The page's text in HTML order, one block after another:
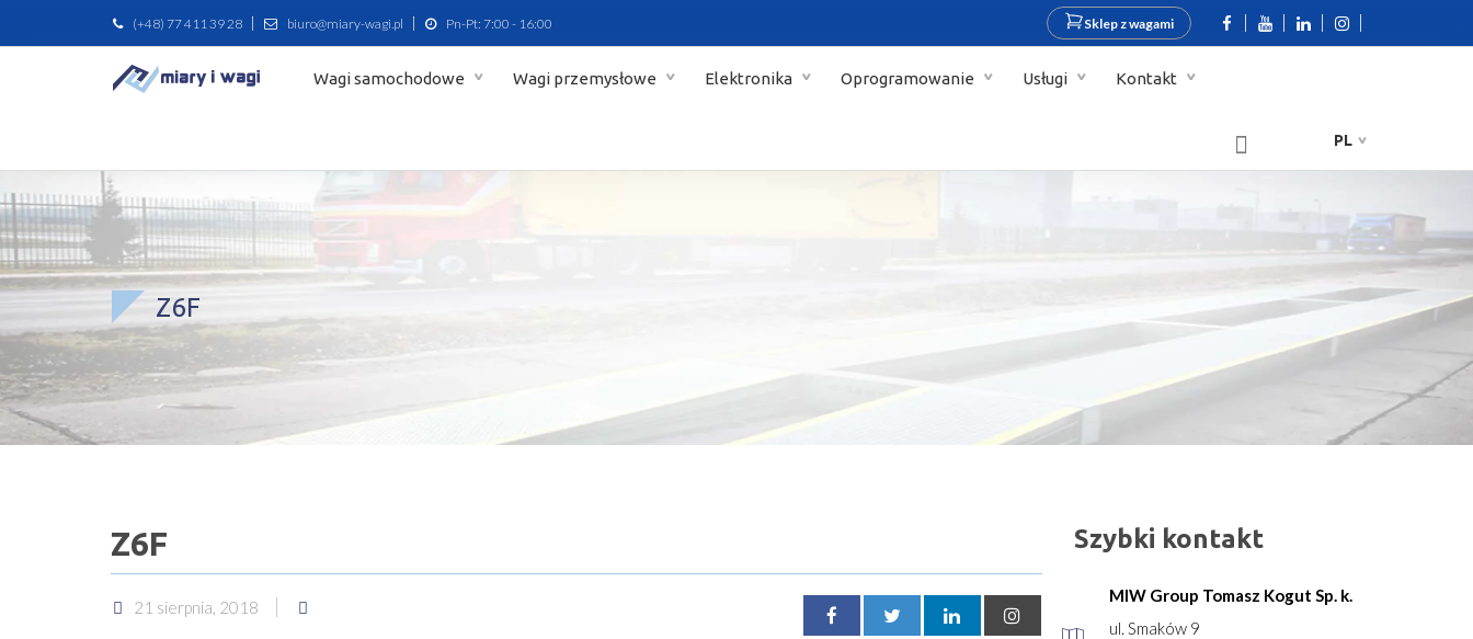
(+48) 77 411 39 28 biuro@miary-wagi.pl Pn-Pt: 7:00 - 16:00 Sklep z wagami
Wagi samochodowe Wagi przemysłowe Elektronika Oprogramowanie Usługi Kontakt
PL
Z6F
Z6F
21 sierpnia, 2018
Szybki kontakt
MIW Group Tomasz Kogut Sp. k.
ul. Smaków 9